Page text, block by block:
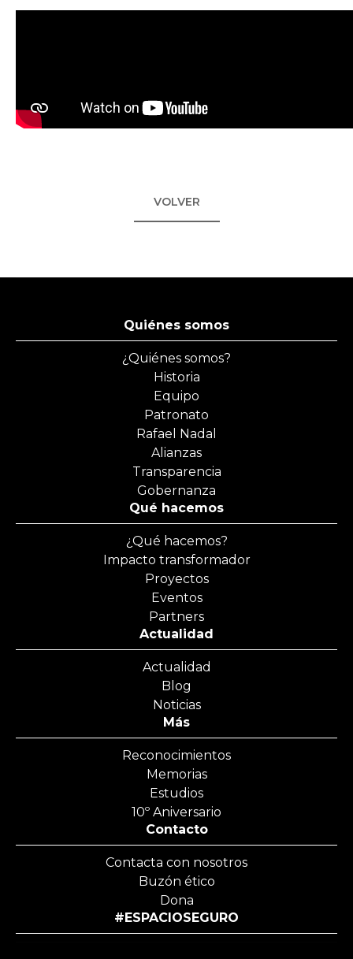
VOLVER
Quiénes somos
¿Quiénes somos?
Historia
Equipo
Patronato
Rafael Nadal
Alianzas
Transparencia
Gobernanza
Qué hacemos
¿Qué hacemos?
Impacto transformador
Proyectos
Eventos
Partners
Actualidad
Actualidad
Blog
Noticias
Más
Reconocimientos
Memorias
Estudios
10º Aniversario
Contacto
Contacta con nosotros
Buzón ético
Dona
#ESPACIOSEGURO